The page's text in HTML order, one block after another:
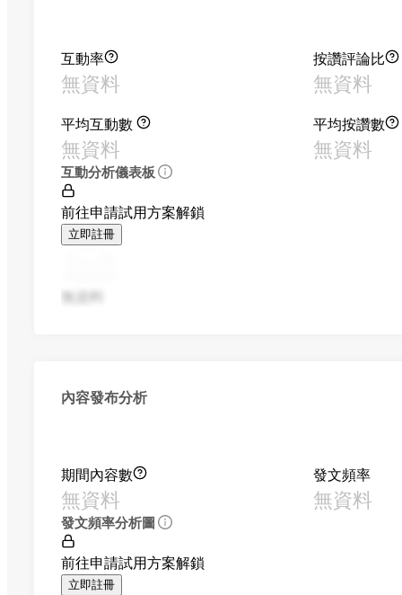
互動率
無資料
按讚評論比
無資料
平均互動數
無資料
平均按讚數
無資料
互動分析儀表板
前往申請試用方案解鎖
立即註冊
無資料
內容發布分析
期間內容數
無資料
發文頻率
無資料
發文頻率分析圖
前往申請試用方案解鎖
立即註冊